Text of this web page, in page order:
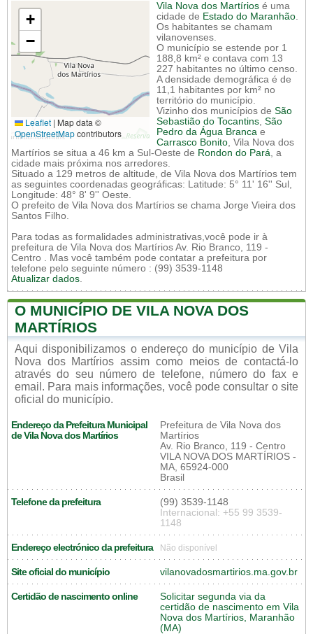
+
−
Leaflet | Map data ©
OpenStreetMapcontributors
Vila Nova dos Martírios é uma
cidade de Estado do Maranhão.
Os habitantes se chamam
vilanovenses.
O município se estende por 1
188,8 km² e contava com 13
227 habitantes no último censo.
A densidade demográfica é de
11,1 habitantes por km² no
território do município.
Vizinho dos municípios de São
Sebastião do Tocantins, São
Pedro da Água Branca e
Carrasco Bonito, Vila Nova dos
Martírios se situa a 46 km a Sul-Oeste de Rondon do Pará, a
cidade mais próxima nos arredores.
Situado a 129 metros de altitude, de Vila Nova dos Martírios tem
as seguintes coordenadas geográficas: Latitude: 5° 11' 16'' Sul,
Longitude: 48° 8' 9'' Oeste.
O prefeito de Vila Nova dos Martírios se chama Jorge Vieira dos
Santos Filho.
Para todas as formalidades administrativas,você pode ir à
prefeitura de Vila Nova dos Martírios Av. Rio Branco, 119 -
Centro . Mas você também pode contatar a prefeitura por
telefone pelo seguinte número : (99) 3539-1148
Atualizar dados.
O MUNICÍPIO DE VILA NOVA DOS
MARTÍRIOS
Aqui disponibilizamos o endereço do município de Vila
Nova dos Martírios assim como meios de contactá-lo
através do seu número de telefone, número do fax e
email. Para mais informações, você pode consultar o site
oficial do município.
Endereço da Prefeitura Municipal
de Vila Nova dos Martírios
Prefeitura de Vila Nova dos
Martírios
Av. Rio Branco, 119 - Centro
VILA NOVA DOS MARTÍRIOS -
MA, 65924-000
Brasil
Telefone da prefeitura
(99) 3539-1148
Internacional: +55 99 3539-
1148
Endereço electrónico da prefeitura Não disponível
Site oficial do município vilanovadosmartirios.ma.gov.br
Certidão de nascimento online
Solicitar segunda via da
certidão de nascimento em Vila
Nova dos Martírios, Maranhão
(MA)